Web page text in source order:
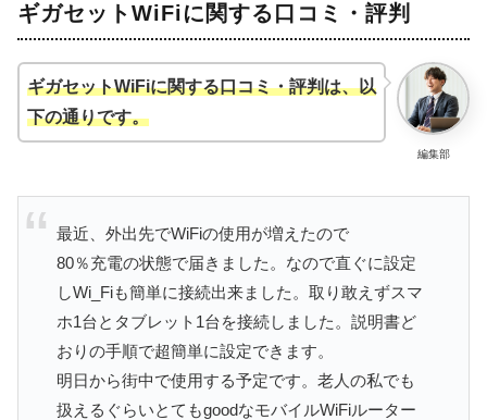
ギガセットWiFiに関する口コミ・評判
編集部
ギガセットWiFiに関する口コミ・評判は、以
下の通りです。
最近、外出先でWiFiの使用が増えたので
80％充電の状態で届きました。なので直ぐに設定
しWi_Fiも簡単に接続出来ました。取り敢えずスマ
ホ1台とタブレット1台を接続しました。説明書ど
おりの手順で超簡単に設定できます。
明日から街中で使用する予定です。老人の私でも
扱えるぐらいとてもgoodなモバイルWiFiルーター